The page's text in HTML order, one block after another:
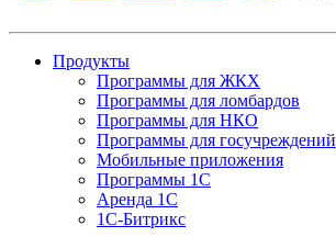
Продукты
Программы для ЖКХ
Программы для ломбардов
Программы для НКО
Программы для госучреждений
Мобильные приложения
Программы 1С
Аренда 1С
1С-Битрикс